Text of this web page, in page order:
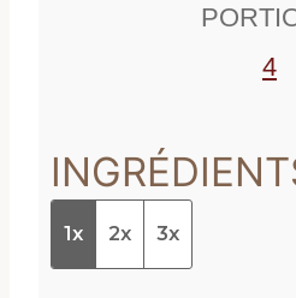
4
1x 2x 3x